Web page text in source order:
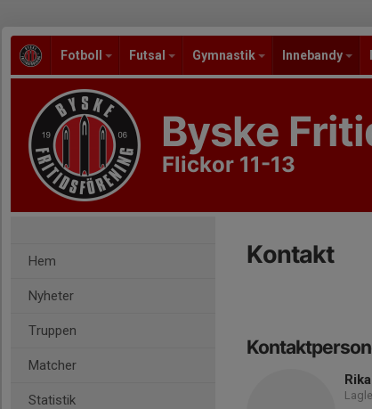
Fotboll Futsal Gymnastik Innebandy
Byske
Flickor 11-13
Hem
Nyheter
Truppen
Matcher
Statistik
Kontakt